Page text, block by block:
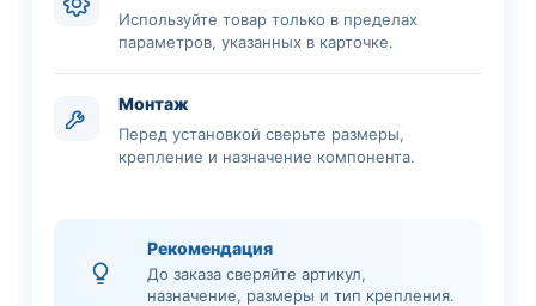
Используйте товар только в пределах
параметров, указанных в карточке.
Монтаж
Перед установкой сверьте размеры,
крепление и назначение компонента.
Рекомендация
До заказа сверяйте артикул,
назначение, размеры и тип крепления.